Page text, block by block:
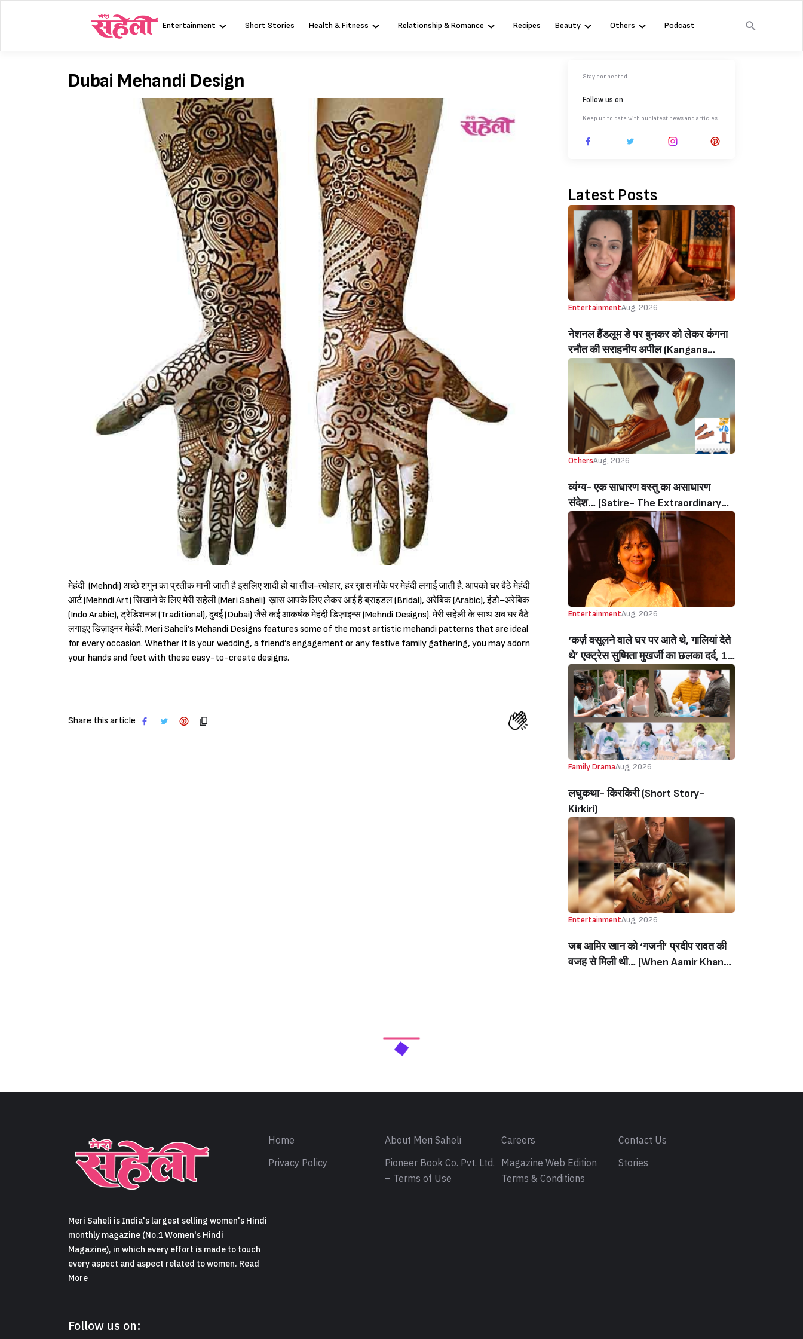
Sign in
Entertainment Short Stories Health & Fitness Relationship & Romance Recipes Beauty Others Podcast
Dubai Mehandi Design
मेहंदी (Mehndi) अच्छे शगुन का प्रतीक मानी जाती है इसलिए शादी हो या तीज-त्योहार, हर ख़ास मौके पर मेहंदी लगाई जाती है. आपको घर बैठे मेहंदी
आर्ट (Mehndi Art) सिखाने के लिए मेरी सहेली (Meri Saheli) ख़ास आपके लिए लेकर आई है ब्राइडल (Bridal), अरेबिक (Arabic), इंडो-अरेबिक
(Indo Arabic), ट्रेडिशनल (Traditional), दुबई (Dubai) जैसे कई आकर्षक मेहंदी डिज़ाइन्स (Mehndi Designs). मेरी सहेली के साथ अब घर बैठे
लगाइए डिज़ाइनर मेहंदी. Meri Saheli’s Mehandi Designs features some of the most artistic mehandi patterns that are ideal
for every occasion. Whether it is your wedding, a friend’s engagement or any festive family gathering, you may adorn
your hands and feet with these easy-to-create designs.
Share this article
Stay connected
Follow us on
Keep up to date with our latest news and articles.
Latest Posts
EntertainmentAug, 2026
नेशनल हैंडलूम डे पर बुनकर को लेकर कंगना
रनौत की सराहनीय अपील (Kangana
Ranaut’s Commendable Appeal
Regarding Weavers On National
Handloom Day)
OthersAug, 2026
व्यंग्य- एक साधारण वस्तु का असाधारण
संदेश… (Satire- The Extraordinary
Message Of An Ordinary Object…)
EntertainmentAug, 2026
‘कर्ज़ वसूलने वाले घर पर आते थे, गालियां देते
थे’ एक्ट्रेस सुष्मिता मुखर्जी का छलका दर्द, 1
करोड़ का कर्ज उतारने के लिए करनी पड़ी थी
C ग्रेड फिल्में, बोलीं- ‘मैंने अपनी आत्मा बेच दी
थी’ (‘I Sold My Soul’ Actress
Sushmita Mukherjee Recalls Doing
C-Grade Films To Pay Loan)
Family DramaAug, 2026
लघुकथा- किरकिरी (Short Story-
Kirkiri)
EntertainmentAug, 2026
जब आमिर खान को ‘गजनी’ प्रदीप रावत की
वजह से मिली थी… (When Aamir Khan
Meri Saheli is India's largest selling women's Hindi
monthly magazine (No.1 Women's Hindi
Magazine), in which every effort is made to touch
every aspect and aspect related to women. Read
More
Follow us on:
Home About Meri Saheli Careers
Contact Us
Privacy Policy
Pioneer Book Co. Pvt. Ltd.
– Terms of Use
Magazine Web Edition
Terms & Conditions
Stories